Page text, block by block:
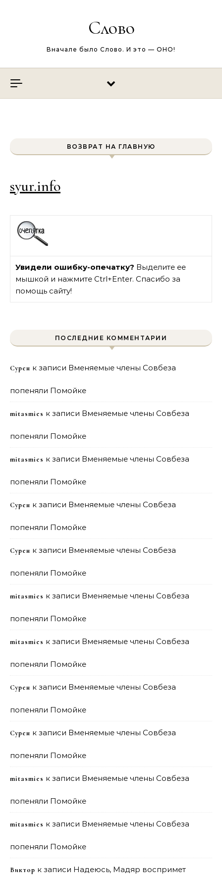
Слово
Вначале было Слово. И это — ОНО!
ВОЗВРАТ НА ГЛАВНУЮ
syur.info
Увидели ошибку-опечатку? Выделите ее
мышкой и нажмите Ctrl+Enter. Спасибо за
помощь сайту!
ПОСЛЕДНИЕ КОММЕНТАРИИ
Сурен к записи Вменяемые члены Совбеза
попеняли Помойке
mitasmies к записи Вменяемые члены Совбеза
попеняли Помойке
mitasmies к записи Вменяемые члены Совбеза
попеняли Помойке
Сурен к записи Вменяемые члены Совбеза
попеняли Помойке
Сурен к записи Вменяемые члены Совбеза
попеняли Помойке
mitasmies к записи Вменяемые члены Совбеза
попеняли Помойке
mitasmies к записи Вменяемые члены Совбеза
попеняли Помойке
Сурен к записи Вменяемые члены Совбеза
попеняли Помойке
Сурен к записи Вменяемые члены Совбеза
попеняли Помойке
mitasmies к записи Вменяемые члены Совбеза
попеняли Помойке
mitasmies к записи Вменяемые члены Совбеза
попеняли Помойке
Виктор к записи Надеюсь, Мадяр воспримет